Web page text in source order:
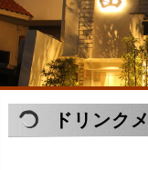
ドリンク